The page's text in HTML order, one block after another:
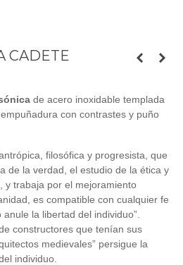
CADETE
de acero inoxidable templada
con contrastes y puño
filosófica y progresista, que
de la verdad, el estudio de la ética y
y trabaja por el mejoramiento
es compatible con cualquier fe
la libertad del individuo”.
constructores que tenían sus
medievales” persigue la
individuo.